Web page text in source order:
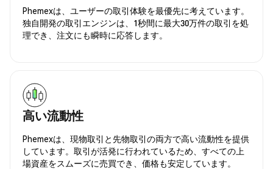
Phemexは、ユーザーの取引体験を最優先に考えています。
独自開発の取引エンジンは、1秒間に最大30万件の取引を処
理でき、注文にも瞬時に応答します。
高い流動性
Phemexは、現物取引と先物取引の両方で高い流動性を提供
しています。取引が活発に行われているため、すべての上
場資産をスムーズに売買でき、価格も安定しています。